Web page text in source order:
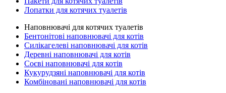
Лопатки для котячих туалетів
Наповнювачі для котячих туалетів
Бентонітові наповнювачі для котів
Силікагелеві наповнювачі для котів
Деревні наповнювачі для котів
Соєві наповнювачі для котів
Кукурудзяні наповнювачі для котів
Комбіновані наповнювачі для котів